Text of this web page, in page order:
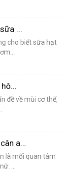
...
cho biết sữa hạt
đề về mùi cơ thể,
a...
là mối quan tâm
...